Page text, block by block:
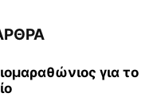
για το